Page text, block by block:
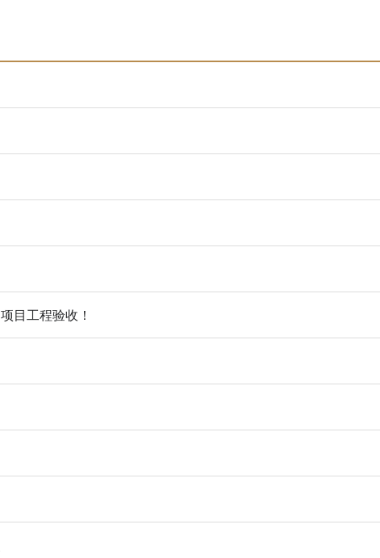
目工程验收！